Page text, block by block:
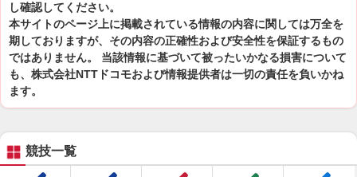
し確認してください。
本サイトのページ上に掲載されている情報の内容に関しては万全を
期しておりますが、その内容の正確性および安全性を保証するもの
ではありません。 当該情報に基づいて被ったいかなる損害について
も、株式会社NTTドコモおよび情報提供者は一切の責任を負いかね
ます。
競技一覧